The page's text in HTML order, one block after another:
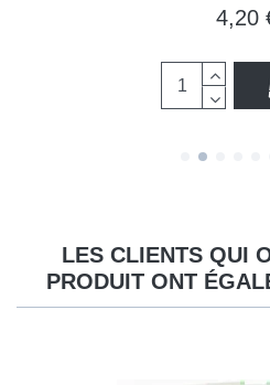
4,20
LES CLIENTS QUI
PRODUIT ONT